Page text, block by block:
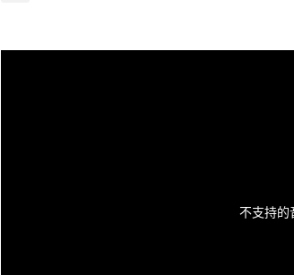
不支持的